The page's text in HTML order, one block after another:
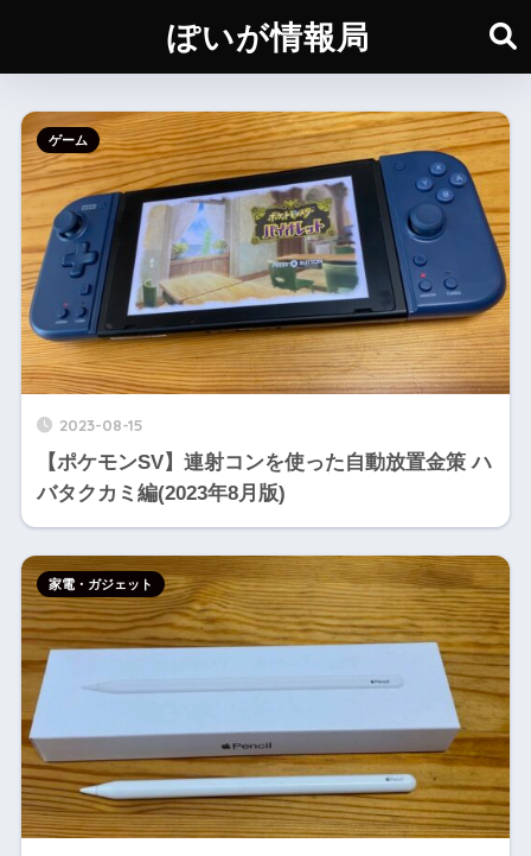
ぽいが情報局
2023-08-15
【ポケモンSV】連射コンを使った自動放置金策 ハ
バタクカミ編(2023年8月版)
ゲーム
家電・ガジェット